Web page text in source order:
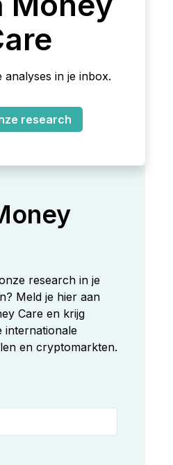
analyses in je inbox.
research
research in je
Meld je hier aan
Care en krijg
internationale
en cryptomarkten.